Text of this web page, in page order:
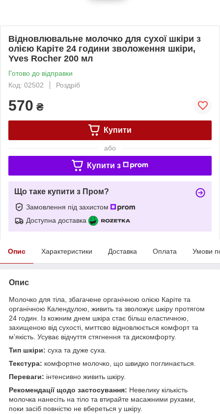
Відновлювальне молочко для сухої шкіри з
олією Каріте 24 години зволоження шкіри,
Yves Rocher 200 мл
Готово до відправки
Код: 02502
Роздріб
570 ₴
Купити
або
Купити з
Що таке купити з Пром?
Замовлення під захистом
Доступна доставка
Опис Характеристики Доставка Оплата Умови
Опис
Молочко для тіла, збагачене органічною олією Каріте та
органічною Календулою, живить та зволожує шкіру протягом
24 годин. Із кожним днем шкіра стає більш еластичною,
захищеною від сухості, миттєво відновлюється комфорт та
м’якість. Усуває відчуття стягнення та дискомфорту.
Тип шкіри: суха та дуже суха.
Текстура: комфортне молочко, що швидко поглинається.
Переваги: інтенсивно живить шкіру.
Рекомендації щодо застосування: Невелику кількість
молочка нанесіть на тіло та втирайте масажними рухами,
поки засіб повністю не вбереться у шкіру.